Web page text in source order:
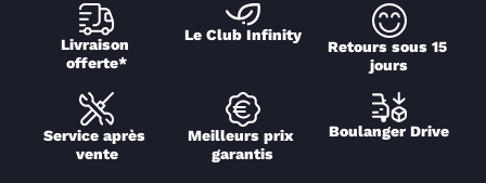
Livraison
offerte*
Le Club Infinity
Retours sous 15
jours
Service après
vente
Meilleurs prix
garantis
Boulanger Drive